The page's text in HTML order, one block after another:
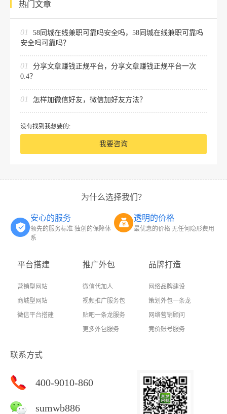
热门文章
01
58同城在线兼职可靠吗安全吗，58同城在线兼职可靠吗
安全吗可靠吗？
01
分享文章赚钱正规平台，分享文章赚钱正规平台一次
0.4？
01 怎样加微信好友，微信加好友方法？
没有找到我想要的:
我要咨询
为什么选择我们？
安心的服务
领先的服务标准 独创的保障体
系
透明的价格
最优惠的价格 无任何隐形费用
平台搭建
营销型网站
商城型网站
微信平台搭建
推广外包
微信代加人
视频推广服务包
贴吧一条龙服务
更多外包服务
品牌打造
网络品牌建设
策划外包一条龙
网络营销顾问
竞价账号服务
联系方式
400-9010-860
sumwb886